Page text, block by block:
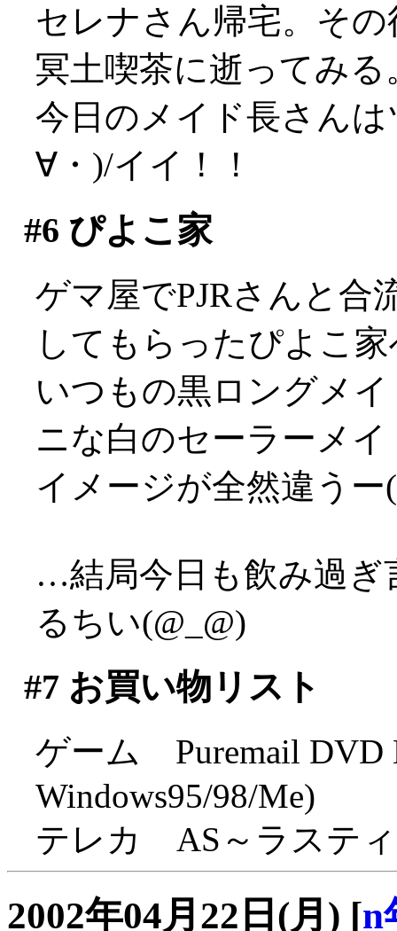
セレナさん帰宅。そ
冥土喫茶に逝ってみる
今日のメイド長さん
∀・)/イイ！！
#6 ぴよこ家
ゲマ屋でPJRさんと合
してもらったぴよこ
いつもの黒ロングメ
ニな白のセーラーメイ
イメージが全然違う
…結局今日も飲み過ぎ
るちい(@_@)
#7 お買い物リスト
ゲーム Puremail DVD
Windows95/98/Me)
テレカ AS～ラステ
2002年04月22日(月) [n